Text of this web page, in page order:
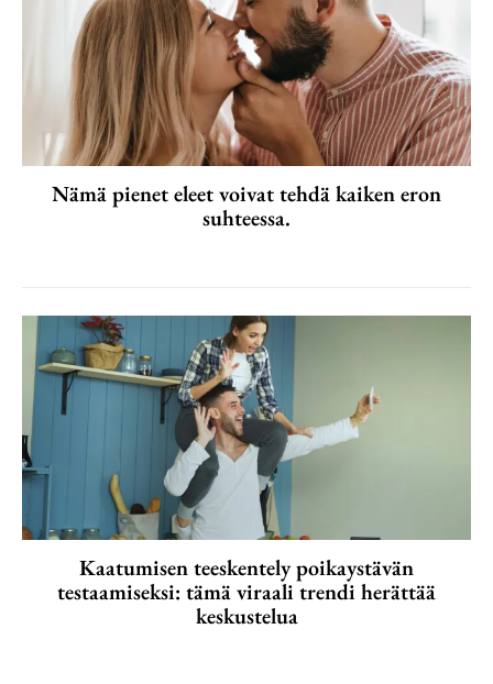
Nämä pienet eleet voivat tehdä kaiken eron
suhteessa.
Kaatumisen teeskentely poikaystävän
testaamiseksi: tämä viraali trendi herättää
keskustelua